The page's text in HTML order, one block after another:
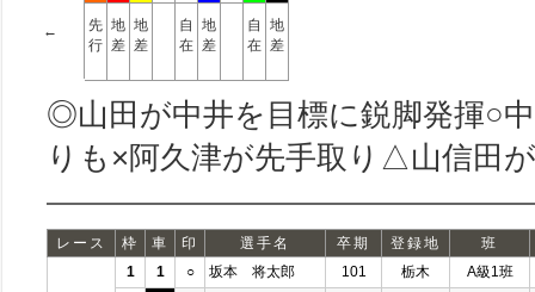
←
先
行
地
差
地
差
自
在
地
差
自
在
地
差
◎山田が中井を目標に鋭脚発揮○
りも×阿久津が先手取り△山信田
レース 枠 車 印 選手名 卒期 登録地 班
1 1 ○ 坂本 将太郎 101 栃木
A級1班